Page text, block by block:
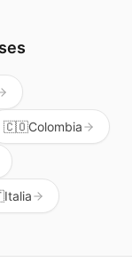
🇨🇴Colombia
Italia